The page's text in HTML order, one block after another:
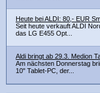
Heute bei ALDI: 80,- EUR
Seit heute verkauft ALDI
das LG E455 Opt...
Aldi bringt ab 29.3. Medion
Am nächsten Donnerstag
10" Tablet-PC, der...